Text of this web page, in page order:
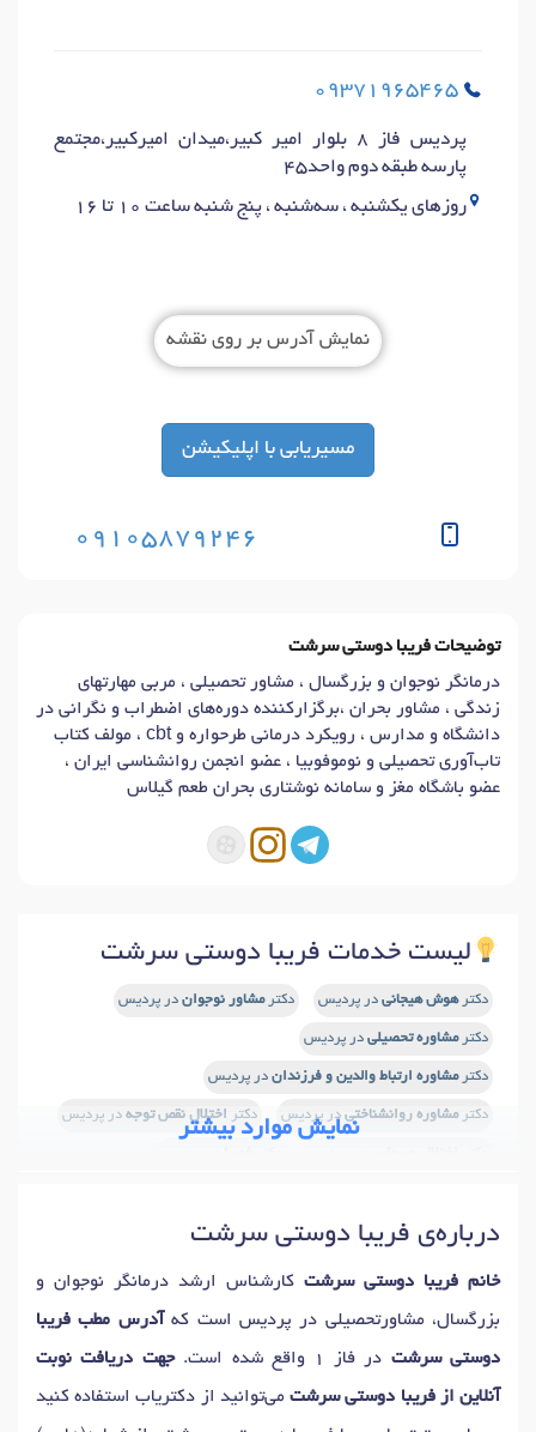
09371965465
پردیس فاز 8 بلوار امیر کبیر،میدان امیرکبیر،مجتمع
پارسه طبقه دوم واحد45
روزهای یکشنبه ، سه‌شنبه ، پنج شنبه ساعت 10 تا 16
نمایش آدرس بر روی نقشه
مسیریابی با اپلیکیشن
09105879246
توضیحات فریبا دوستی سرشت
درمانگر نوجوان و بزرگسال ، مشاور تحصیلی ، مربی مهارتهای
زندگی ، مشاور بحران ،برگزارکننده دوره‌های اضطراب و نگرانی در
دانشگاه و مدارس ، رویکرد درمانی طرحواره و cbt ، مولف کتاب
تاب‌آوری تحصیلی و نوموفوبیا ، عضو انجمن روانشناسی ایران ،
عضو باشگاه مغز و سامانه نوشتاری بحران طعم گیلاس
لیست خدمات فریبا دوستی سرشت
دکترهوش هیجانی در پردیس دکترمشاور نوجوان در پردیس
دکترمشاوره تحصیلی در پردیس
دکترمشاوره ارتباط والدین و فرزندان در پردیس
دکترمشاوره روانشناختی در پردیس دکتر اختلال نقص توجه در پردیس
نمایش موارد بیشتر
درباره‌ی فریبا دوستی سرشت
خانم فریبا دوستی سرشت کارشناس ارشد درمانگر نوجوان و
بزرگسال، مشاورتحصیلی در پردیس است که آدرس مطب فریبا
دوستی سرشت در فاز 1 واقع شده است.
جهت دریافت نوبت
آنلاین از فریبا دوستی سرشتمی‌توانید از دکتریاب استفاده کنید